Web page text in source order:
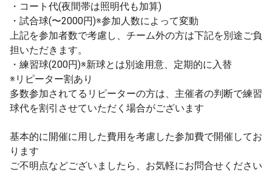
※承認は申請の先着順ではありません
※参加者全体のレベル差を考慮しながら承認してます
※上記により申請者によっては承認が遅くなる場合がござ
います
※自分のチームメンバーを優先させていただく場合がござ
います
※２名以下の場合、開催をご相談させていただく場合もご
ざいます
予め上記をご理解の上で、参加申請をいただけると助かり
ます
円滑な運営にご協力いただけますよう、よろしくお願いし
・コート代(夜間帯は照明代も加算)
・試合球(〜2000円)※参加人数によって変動
上記を参加者数で考慮し、チーム外の方は下記を別途ご負
担いただきます。
・練習球(200円)※新球とは別途用意、定期的に入替
※リピーター割あり
多数参加されてるリピーターの方は、主催者の判断で練習
球代を割引させていただく場合がございます
基本的に開催に用した費用を考慮した参加費で開催してお
ります
ご不明点などございましたら、お気軽にお問合せください